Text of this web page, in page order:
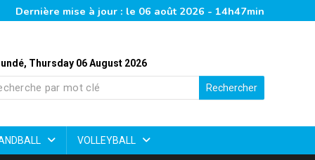
Dernière mise à jour : le 06 août 2026 - 14h47min
Thursday 06 August 2026
Rechercher
VOLLEYBALL